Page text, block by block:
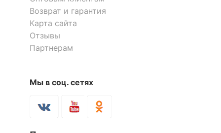
Комод Jazz 5S/56
15 199 р.
Полка комбинированная
Возврат и гарантия
Карта сайта
Отзывы
Партнерам
Мы в соц. сетях